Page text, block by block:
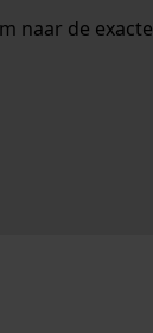
naar de exacte